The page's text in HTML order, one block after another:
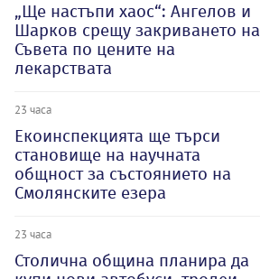
„Ще настъпи хаос“: Ангелов и
Шарков срещу закриването на
Съвета по цените на
лекарствата
23 часа
Екоинспекцията ще търси
становище на научната
общност за състоянието на
Смолянските езера
23 часа
Столична община планира да